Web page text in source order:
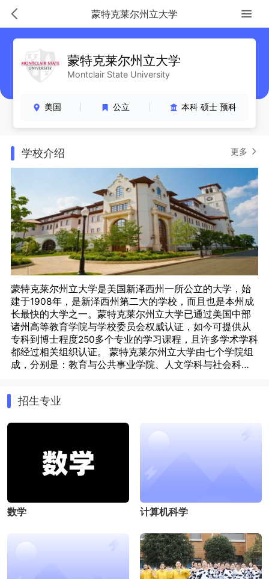
蒙特克莱尔州立大学
蒙特克莱尔州立大学
Montclair State University
美国 公立 本科 硕士 预科
学校介绍 更多
蒙特克莱尔州立大学是美国新泽西州一所公立的大学，始
建于1908年，是新泽西州第二大的学校，而且也是本州成
长最快的大学之一。蒙特克莱尔州立大学已通过美国中部
诸州高等教育学院与学校委员会权威认证，如今可提供从
专科到博士程度250多个专业的学习课程，且许多学术学科
都经过相关组织认证。 蒙特克莱尔州立大学由七个学院组
成，分别是：教育与公共事业学院、人文学科与社会科学
段和研究生阶段以及各种证书课程课程，包括体育、运动
哲学、政治学、化学、地理学、生物化学、信息科学、音
招生专业
数学 计算机科学